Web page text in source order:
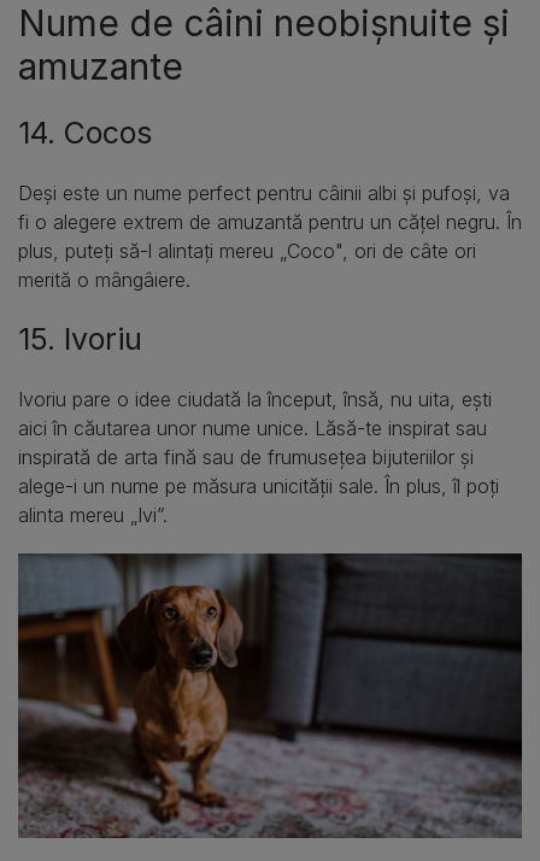
Nume de câini neobișnuite și
amuzante
14. Cocos
Deși este un nume perfect pentru câinii albi și pufoși, va
fi o alegere extrem de amuzantă pentru un cățel negru. În
plus, puteți să-l alintați mereu „Coco", ori de câte ori
merită o mângâiere.
15. Ivoriu
Ivoriu pare o idee ciudată la început, însă, nu uita, ești
aici în căutarea unor nume unice. Lăsă-te inspirat sau
inspirată de arta fină sau de frumusețea bijuteriilor și
alege-i un nume pe măsura unicității sale. În plus, îl poți
alinta mereu „Ivi”.